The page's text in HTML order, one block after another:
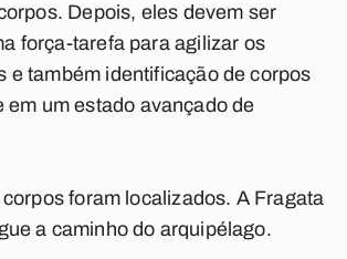
Depois, eles devem ser
força-tarefa para agilizar os
e também identificação de corpos
um estado avançado de
foram localizados. A Fragata
a caminho do arquipélago.